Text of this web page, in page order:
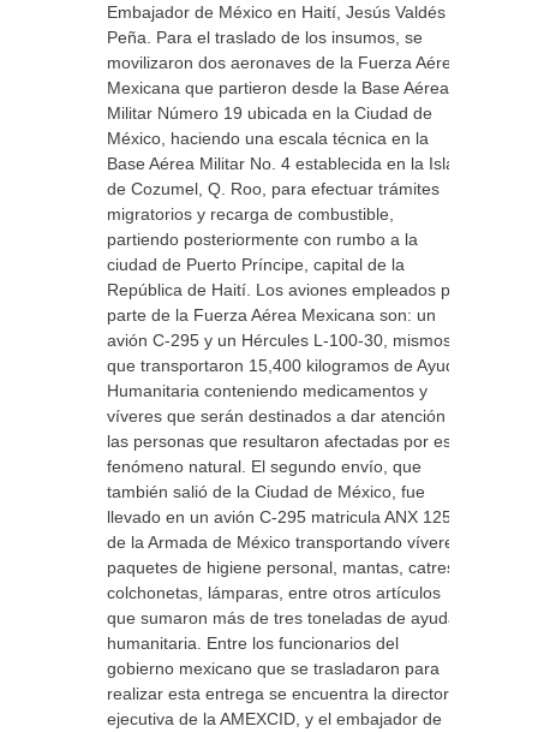
Embajador de México en Haití, Jesús Valdés
Peña. Para el traslado de los insumos, se
movilizaron dos aeronaves de la Fuerza Aérea
Mexicana que partieron desde la Base Aérea
Militar Número 19 ubicada en la Ciudad de
México, haciendo una escala técnica en la
Base Aérea Militar No. 4 establecida en la Isla
de Cozumel, Q. Roo, para efectuar trámites
migratorios y recarga de combustible,
partiendo posteriormente con rumbo a la
ciudad de Puerto Príncipe, capital de la
República de Haití. Los aviones empleados por
parte de la Fuerza Aérea Mexicana son: un
avión C-295 y un Hércules L-100-30, mismos
que transportaron 15,400 kilogramos de Ayuda
Humanitaria conteniendo medicamentos y
víveres que serán destinados a dar atención a
las personas que resultaron afectadas por este
fenómeno natural. El segundo envío, que
también salió de la Ciudad de México, fue
llevado en un avión C-295 matricula ANX 1254
de la Armada de México transportando víveres,
paquetes de higiene personal, mantas, catres,
colchonetas, lámparas, entre otros artículos
que sumaron más de tres toneladas de ayuda
humanitaria. Entre los funcionarios del
gobierno mexicano que se trasladaron para
realizar esta entrega se encuentra la directora
ejecutiva de la AMEXCID, y el embajador de